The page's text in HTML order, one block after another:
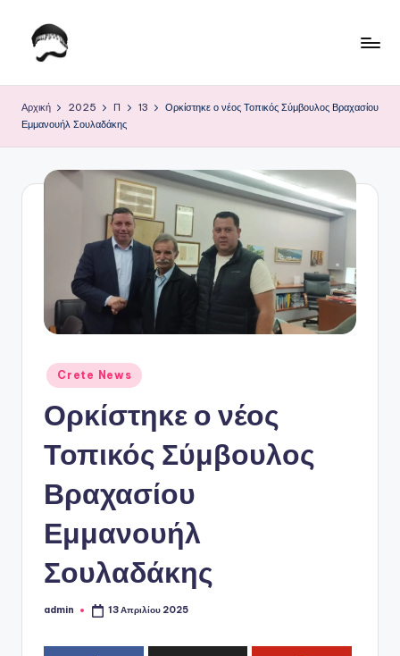
Μετάβαση
ο
Κ
Αρχική 2025 Π 13
Ορκίστηκε ο νέος Τοπικός Σύμβουλος Βραχασίου
Εμμανουήλ Σουλαδάκης
Αναρτήθηκε
σε
Crete News
Ορκίστηκε ο νέος
Τοπικός Σύμβουλος
Βραχασίου
Εμμανουήλ
Σουλαδάκης
Συγγραφέας:
admin 13 Απριλίου 2025